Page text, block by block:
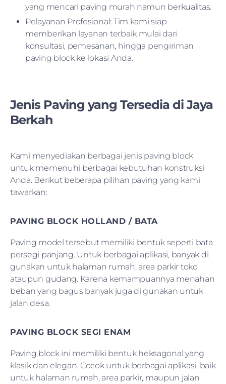
yang mencari paving murah namun berkualitas.
Pelayanan Profesional: Tim kami siap
memberikan layanan terbaik mulai dari
konsultasi, pemesanan, hingga pengiriman
paving block ke lokasi Anda.
Jenis Paving yang Tersedia di Jaya
Berkah
Kami menyediakan berbagai jenis paving block
untuk memenuhi berbagai kebutuhan konstruksi
Anda. Berikut beberapa pilihan paving yang kami
tawarkan:
PAVING BLOCK HOLLAND / BATA
Paving model tersebut memiliki bentuk seperti bata
persegi panjang. Untuk berbagai aplikasi, banyak di
gunakan untuk halaman rumah, area parkir toko
ataupun gudang. Karena kemampuannya menahan
beban yang bagus banyak juga di gunakan untuk
jalan desa.
PAVING BLOCK SEGI ENAM
Paving block ini memiliki bentuk heksagonal yang
klasik dan elegan. Cocok untuk berbagai aplikasi, baik
untuk halaman rumah, area parkir, maupun jalan